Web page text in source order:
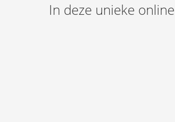
In deze unieke